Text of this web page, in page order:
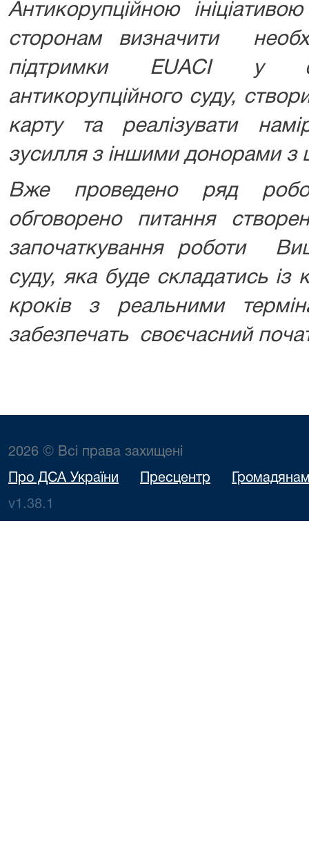
Антикорупційною
сторонам визначити
підтримки EUACI у
антикорупційного суду,
карту та реалізувати
зусилля з іншими донорами з
Вже проведено ряд
обговорено питання
започаткування роботи
суду, яка буде складатись із
кроків з реальними
забезпечать своєчасний
2026 © Всі права захищені
Про ДСА України Пресцентр
v1.38.1